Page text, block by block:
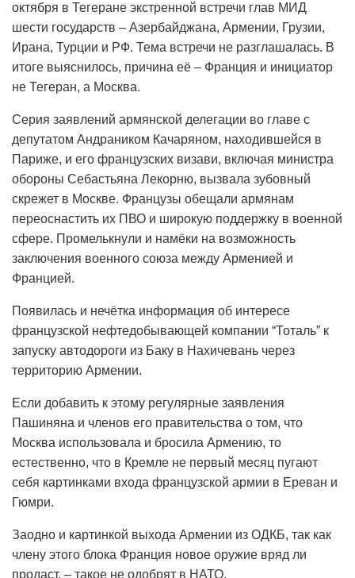
октября в Тегеране экстренной встречи глав МИД
шести государств – Азербайджана, Армении, Грузии,
Ирана, Турции и РФ. Тема встречи не разглашалась. В
итоге выяснилось, причина её – Франция и инициатор
не Тегеран, а Москва.
Серия заявлений армянской делегации во главе с
депутатом Андраником Качаряном, находившейся в
Париже, и его французских визави, включая министра
обороны Себастьяна Лекорню, вызвала зубовный
скрежет в Москве. Французы обещали армянам
переоснастить их ПВО и широкую поддержку в военной
сфере. Промелькнули и намёки на возможность
заключения военного союза между Арменией и
Францией.
Появилась и нечётка информация об интересе
французской нефтедобывающей компании “Тоталь” к
запуску автодороги из Баку в Нахичевань через
территорию Армении.
Если добавить к этому регулярные заявления
Пашиняна и членов его правительства о том, что
Москва использовала и бросила Армению, то
естественно, что в Кремле не первый месяц пугают
себя картинками входа французской армии в Ереван и
Гюмри.
Заодно и картинкой выхода Армении из ОДКБ, так как
члену этого блока Франция новое оружие вряд ли
продаст, – такое не одобрят в НАТО.